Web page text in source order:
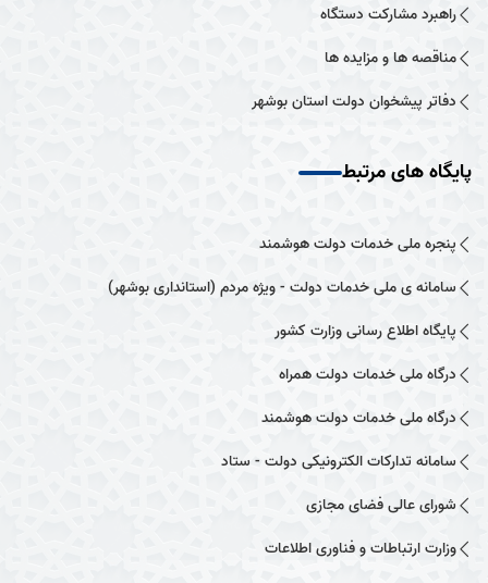
راهبرد مشارکت دستگاه
مناقصه ها و مزایده ها
دفاتر پیشخوان دولت استان بوشهر
پایگاه های مرتبط
پنجره ملی خدمات دولت هوشمند
سامانه ی ملی خدمات دولت - ویژه مردم (استانداری بوشهر)
پایگاه اطلاع رسانی وزارت کشور
درگاه ملی خدمات دولت همراه
درگاه ملی خدمات دولت هوشمند
سامانه تدارکات الکترونیکی دولت - ستاد
شورای عالی فضای مجازی
وزارت ارتباطات و فناوری اطلاعات